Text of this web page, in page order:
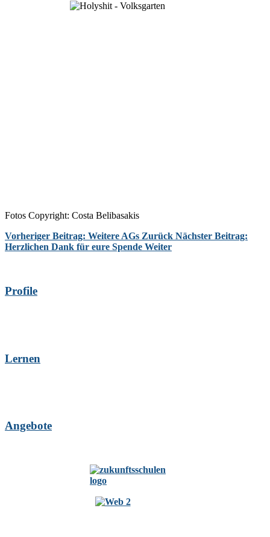
Fotos Copyright: Costa Belibasakis
Vorheriger Beitrag: Weitere AGs Zurück Nächster Beitrag:
Herzlichen Dank für eure Spende Weiter
Profile
Lernen
Angebote